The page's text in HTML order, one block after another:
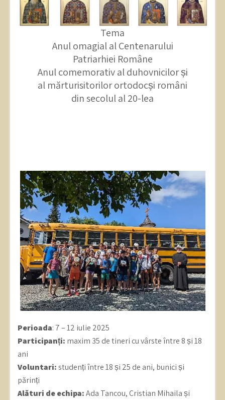
Tema
Anul omagial al Centenarului
Patriarhiei Române
Anul comemorativ al duhovnicilor și
al mărturisitorilor ortodocși români
din secolul al 20-lea
Perioada: 7 – 12 iulie 2025
Participanți: maxim 35 de tineri cu vârste între 8 și 18
ani
Voluntari:studenți între 18 și 25 de ani, bunici și
părinți
Alături de echipa:Ada Tancou, Cristian Mihaila și